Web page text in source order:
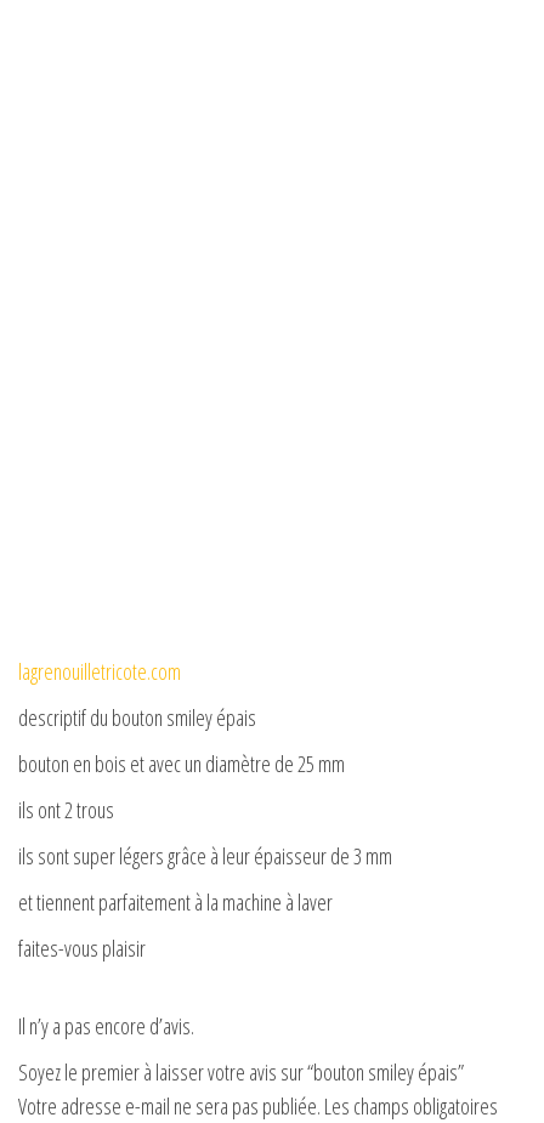
lagrenouilletricote.com
descriptif du bouton smiley épais
bouton en bois et avec un diamètre de 25 mm
ils ont 2 trous
ils sont super légers grâce à leur épaisseur de 3 mm
et tiennent parfaitement à la machine à laver
faites-vous plaisir
Il n’y a pas encore d’avis.
Soyez le premier à laisser votre avis sur “bouton smiley épais”
Votre adresse e-mail ne sera pas publiée. Les champs obligatoires